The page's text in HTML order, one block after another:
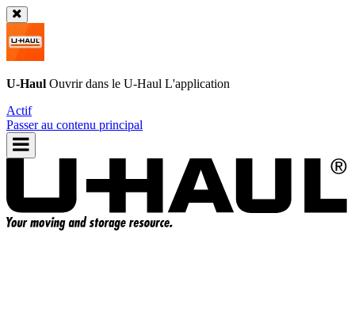
U-Haul Ouvrir dans le U-Haul L'application
Actif
Passer au contenu principal